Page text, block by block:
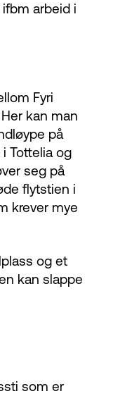
arbeid i
Fyri
kan man
på
Tottelia og
seg på
flytstien i
krever mye
og et
kan slappe
som er